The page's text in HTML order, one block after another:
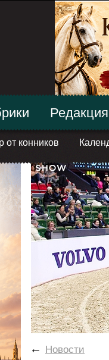
от конников
Редакция
← Новости